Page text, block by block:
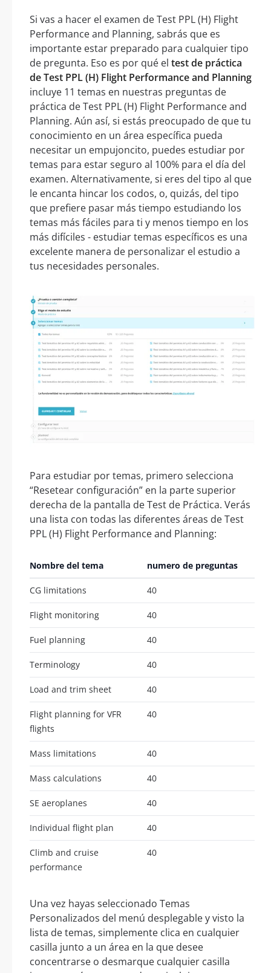
Si vas a hacer el examen de Test PPL (H) Flight
Performance and Planning, sabrás que es
importante estar preparado para cualquier tipo
de pregunta. Eso es por qué el test de práctica
de Test PPL (H) Flight Performance and Planning
incluye 11 temas en nuestras preguntas de
práctica de Test PPL (H) Flight Performance and
Planning. Aún así, si estás preocupado de que tu
conocimiento en un área específica pueda
necesitar un empujoncito, puedes estudiar por
temas para estar seguro al 100% para el día del
examen. Alternativamente, si eres del tipo al que
le encanta hincar los codos, o, quizás, del tipo
que prefiere pasar más tiempo estudiando los
temas más fáciles para ti y menos tiempo en los
más difíciles - estudiar temas específicos es una
excelente manera de personalizar el estudio a
tus necesidades personales.
Para estudiar por temas, primero selecciona
“Resetear configuración” en la parte superior
derecha de la pantalla de Test de Práctica. Verás
una lista con todas las diferentes áreas de Test
PPL (H) Flight Performance and Planning:
Nombre del tema numero de preguntas
CG limitations 40
Flight monitoring 40
Fuel planning 40
Terminology 40
Load and trim sheet 40
Flight planning for VFR
flights
40
Mass limitations 40
Mass calculations 40
SE aeroplanes 40
Individual flight plan 40
Climb and cruise
performance
40
Una vez hayas seleccionado Temas
Personalizados del menú desplegable y visto la
lista de temas, simplemente clica en cualquier
casilla junto a un área en la que desee
concentrarse o desmarque cualquier casilla